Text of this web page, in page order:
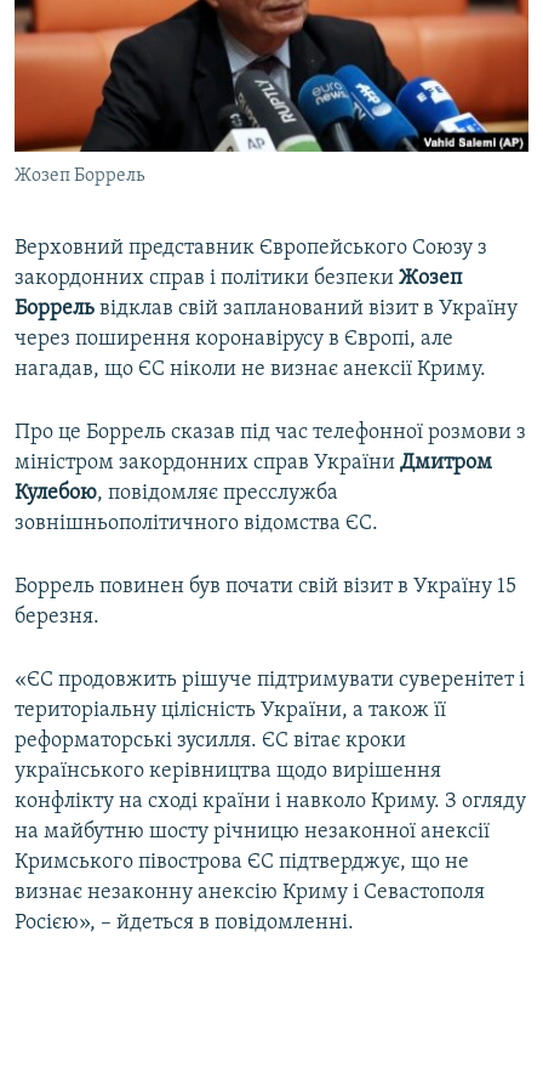
ВІДЕОУРОКИ «ELIFBE»
СВІДЧЕННЯ ОКУПАЦІЇ
УКРАЇНСЬКА ПРОБЛЕМА КРИМУ
ІНФОГРАФІКА
ЯК ОБІЙТИ БЛОКУВАННЯ
Русский
Qırımtatar
ДОЛУЧАЙСЯ!
Усі сайти RFE/RL
Жозеп Боррель
Верховний представник Європейського Союзу з
закордонних справ і політики безпеки Жозеп
Боррель відклав свій запланований візит в Україну
через поширення коронавірусу в Європі, але
нагадав, що ЄС ніколи не визнає анексії Криму.
Про це Боррель сказав під час телефонної розмови з
міністром закордонних справ України Дмитром
Кулебою, повідомляє пресслужба
зовнішньополітичного відомства ЄС.
Боррель повинен був почати свій візит в Україну 15
березня.
«ЄС продовжить рішуче підтримувати суверенітет і
територіальну цілісність України, а також її
реформаторські зусилля. ЄС вітає кроки
українського керівництва щодо вирішення
конфлікту на сході країни і навколо Криму. З огляду
на майбутню шосту річницю незаконної анексії
Кримського півострова ЄС підтверджує, що не
визнає незаконну анексію Криму і Севастополя
Росією», – йдеться в повідомленні.